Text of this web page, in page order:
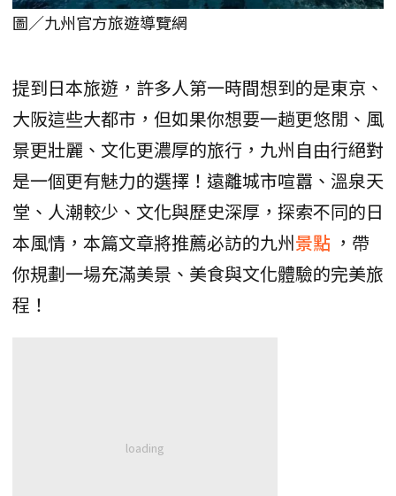
圖／九州官方旅遊導覽網
提到日本旅遊，許多人第一時間想到的是東京、
大阪這些大都市，但如果你想要一趟更悠閒、風
景更壯麗、文化更濃厚的旅行，九州自由行絕對
是一個更有魅力的選擇！遠離城市喧囂、溫泉天
堂、人潮較少、文化與歷史深厚，探索不同的日
本風情，本篇文章將推薦必訪的九州景點 ，帶
你規劃一場充滿美景、美食與文化體驗的完美旅
程！